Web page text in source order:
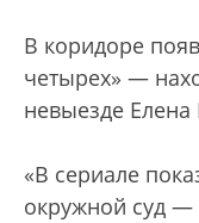
В коридоре
четырех» —
невыезде
«В сериале
окружной суд —